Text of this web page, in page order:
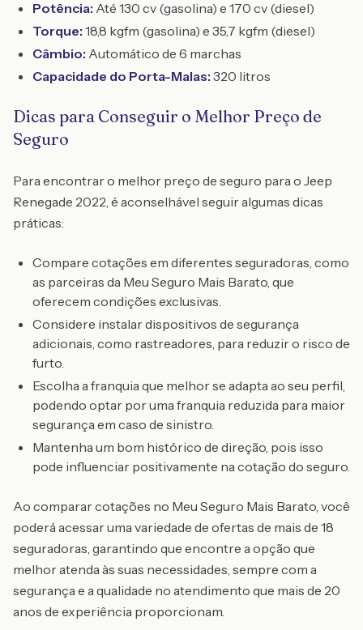
Potência: Até 130 cv (gasolina) e 170 cv (diesel)
Torque: 18,8 kgfm (gasolina) e 35,7 kgfm (diesel)
Câmbio: Automático de 6 marchas
Capacidade do Porta-Malas: 320 litros
Dicas para Conseguir o Melhor Preço de
Seguro
Para encontrar o melhor preço de seguro para o Jeep
Renegade 2022, é aconselhável seguir algumas dicas
práticas:
Compare cotações em diferentes seguradoras, como
as parceiras da Meu Seguro Mais Barato, que
oferecem condições exclusivas.
Considere instalar dispositivos de segurança
adicionais, como rastreadores, para reduzir o risco de
furto.
Escolha a franquia que melhor se adapta ao seu perfil,
podendo optar por uma franquia reduzida para maior
segurança em caso de sinistro.
Mantenha um bom histórico de direção, pois isso
pode influenciar positivamente na cotação do seguro.
Ao comparar cotações no Meu Seguro Mais Barato, você
poderá acessar uma variedade de ofertas de mais de 18
seguradoras, garantindo que encontre a opção que
melhor atenda às suas necessidades, sempre com a
segurança e a qualidade no atendimento que mais de 20
anos de experiência proporcionam.